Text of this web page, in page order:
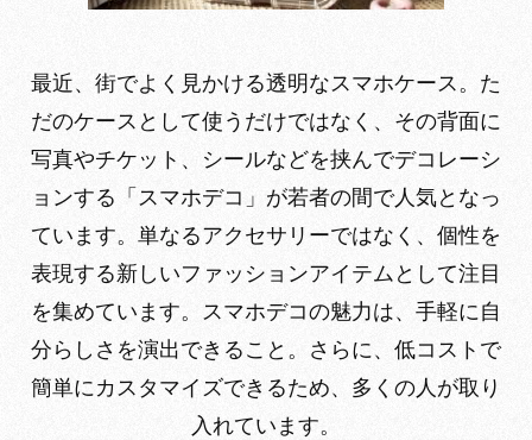
最近、街でよく見かける透明なスマホケース。た
だのケースとして使うだけではなく、その背面に
写真やチケット、シールなどを挟んでデコレーシ
ョンする「スマホデコ」が若者の間で人気となっ
ています。単なるアクセサリーではなく、個性を
表現する新しいファッションアイテムとして注目
を集めています。スマホデコの魅力は、手軽に自
分らしさを演出できること。さらに、低コストで
簡単にカスタマイズできるため、多くの人が取り
入れています。